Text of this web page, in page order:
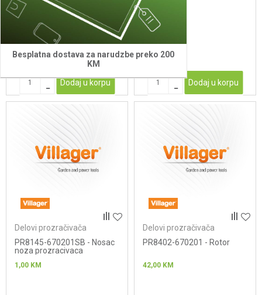
Besplatna dostava za narudzbe preko 200
KM
RADILICE MOTORA
3,00
Dodaj u korpu
95,00
Dodaj u korpu
Delovi prozračivača
PR8145-670201SB - Nosac
noza prozracivaca
1,00 KM
Delovi prozračivača
PR8402-670201 - Rotor
42,00 KM